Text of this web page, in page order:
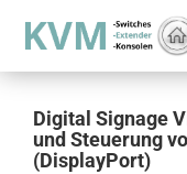
Digital Signage
und Steuerung
(DisplayPort)